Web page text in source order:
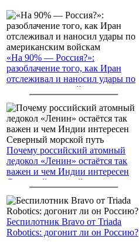
«На 90% — Россия?»:
разоблачение того, как Иран
отслеживал и наносил удары по
американским войскам
Почему российский атомный
ледокол «Ленин» остаётся так
важен и чем Индии интересен
Северный морской путь
Беспилотник Bravo от Triada
Robotics: догонит ли он Россию?